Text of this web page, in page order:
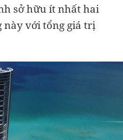
sở hữu ít nhất hai
này với tổng giá trị